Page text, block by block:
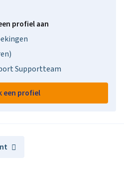
profiel aan
Supportteam
een profiel